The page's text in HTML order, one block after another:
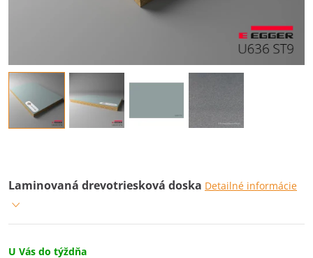
Laminovaná drevotriesková doska Detailné informácie
U Vás do týždňa